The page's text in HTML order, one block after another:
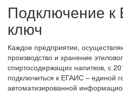
Подключение
ключ
Каждое предприятие,
производство и хранение
спиртосодержащих напитков, с
подключиться к ЕГАИС – единой
автоматизированной